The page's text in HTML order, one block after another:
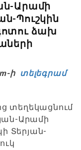
Արամի
Պուշկին
ձախ
ի տելեգրամ
տեղեկացնում
Արամի
Տերյան-